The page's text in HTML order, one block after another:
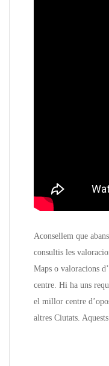
Aconsellem que
consultis les
Maps o valoracions
centre. Hi ha uns
el millor centre
altres Ciutats.